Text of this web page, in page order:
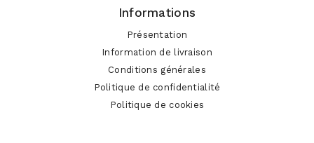
Informations
Présentation
Information de livraison
Conditions générales
Politique de confidentialité
Politique de cookies